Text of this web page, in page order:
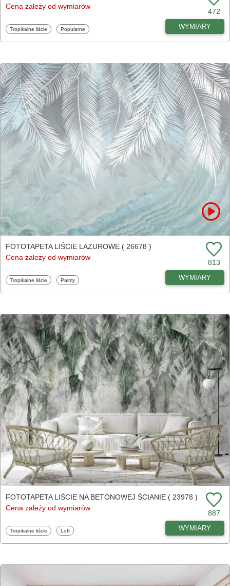
Cena zależy od wymiarów
472
Fototapety
Tropikalne liście Fototapety
Popularne WYMIARY
FOTOTAPETA LIŚCIE LAZUROWE ( 26678 )
Cena zależy od wymiarów
813
Fototapety
Tropikalne liście Fototapety
Palmy WYMIARY
FOTOTAPETA LIŚCIE NA BETONOWEJ ŚCIANIE ( 23978 )
Cena zależy od wymiarów
887
Fototapety
Tropikalne liście Fototapety
Loft WYMIARY